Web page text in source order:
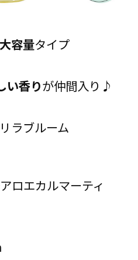
大容量タイプ
い香りが仲間入り♪
ブルーム
エカルマーティ